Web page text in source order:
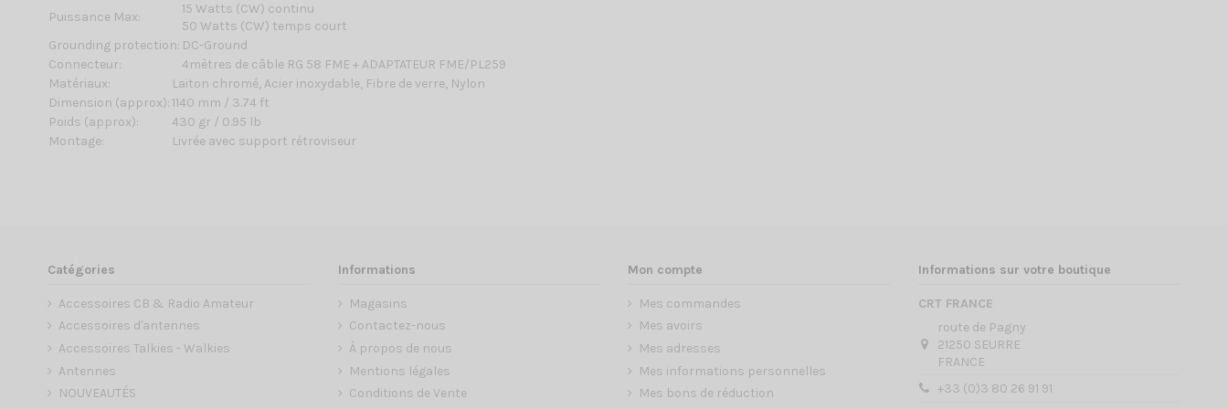
Puissance Max:
15 Watts (CW) continu
50 Watts (CW) temps court
Grounding protection: DC-Ground
Connecteur:
4mètres de câble RG 58 FME + ADAPTATEUR FME/PL259
Matériaux:
Laiton chromé, Acier inoxydable, Fibre de verre, Nylon
Dimension (approx): 1140 mm / 3.74 ft
Poids (approx):
430 gr / 0.95 lb
Montage:
Livrée avec support rétroviseur
Catégories
Accessoires CB & Radio Amateur
Accessoires d'antennes
Accessoires Talkies - Walkies
Antennes
NOUVEAUTÉS
Informations
Magasins
Contactez-nous
À propos de nous
Mentions légales
Conditions de Vente
Mon compte
Mes commandes
Mes avoirs
Mes adresses
Mes informations personnelles
Mes bons de réduction
Informations sur votre boutique
CRT FRANCE
route de Pagny
21250 SEURRE
FRANCE
+33 (0)3 80 26 91 91